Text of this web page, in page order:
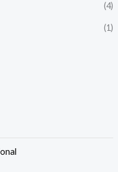
(4)
(1)